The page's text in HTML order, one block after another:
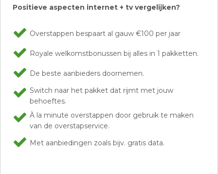
Positieve aspecten internet + tv vergelijken?
Overstappen bespaart al gauw €100 per jaar
Royale welkomstbonussen bij alles in 1 pakketten.
De beste aanbieders doornemen.
Switch naar het pakket dat rijmt met jouw
behoeftes.
À la minute overstappen door gebruik te maken
van de overstapservice.
Met aanbiedingen zoals bijv. gratis data.